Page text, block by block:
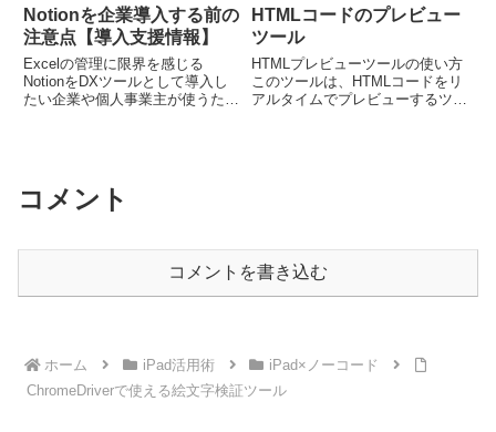
Notionを企業導入する前の
注意点【導入支援情報】
Excelの管理に限界を感じる
NotionをDXツールとして導入し
たい企業や個人事業主が使うため
点を知っておかない...
HTMLコードのプレビュー
ツール
HTMLプレビューツールの使い方
このツールは、HTMLコードをリ
アルタイムでプレビューするツー
コメント
コメントを書き込む
ホーム iPad活用術
iPad×ノーコード
ChromeDriverで使える絵文字検証ツール